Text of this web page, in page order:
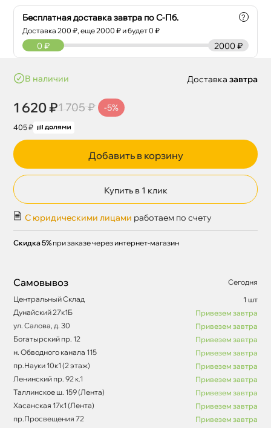
Бесплатная доставка завтра по С-Пб.
Доставка200 ₽, еще2000 ₽ и будет 0 ₽
?
2000 ₽
0 ₽
наличии
1 620 ₽1 705 ₽ -5%
405 ₽
Доставка завтра
Добавить в корзину
Купить в 1 клик
С юридическими лицами работаем по счету
Скидка 5% при заказе через интернет-магазин
Самовывоз
Сегодня
Центральный Склад
1 шт
Дунайский 27к1Б
Привезем завтра
ул. Салова, д. 30
Привезем завтра
Богатырский пр. 12
Привезем завтра
н. Обводного канала 115
Привезем завтра
пр.Науки 10к1 (2 этаж)
Привезем завтра
Ленинский пр. 92 к.1
Привезем завтра
Таллинское ш. 159 (Лента)
Привезем завтра
Хасанская 17к1 (Лента)
Привезем завтра
пр.Просвещения 72
Привезем завтра